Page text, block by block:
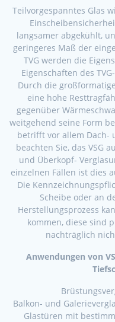
Teilvorgespanntes Glas
langsamer abgekühlt,
geringeres Maß der
TVG werden die
Eigenschaften des
Durch die
eine hohe
gegenüber
weitgehend seine Form
betrifft vor allem Dach-
beachten Sie, das VSG
und Überkopf-
einzelnen Fällen ist dies
Die
Scheibe oder an
Herstellungsprozess
kommen, diese sind
nachträglich
Anwendungen von
Balkon- und
Glastüren mit